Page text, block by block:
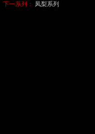
下一系列：
凤梨系列